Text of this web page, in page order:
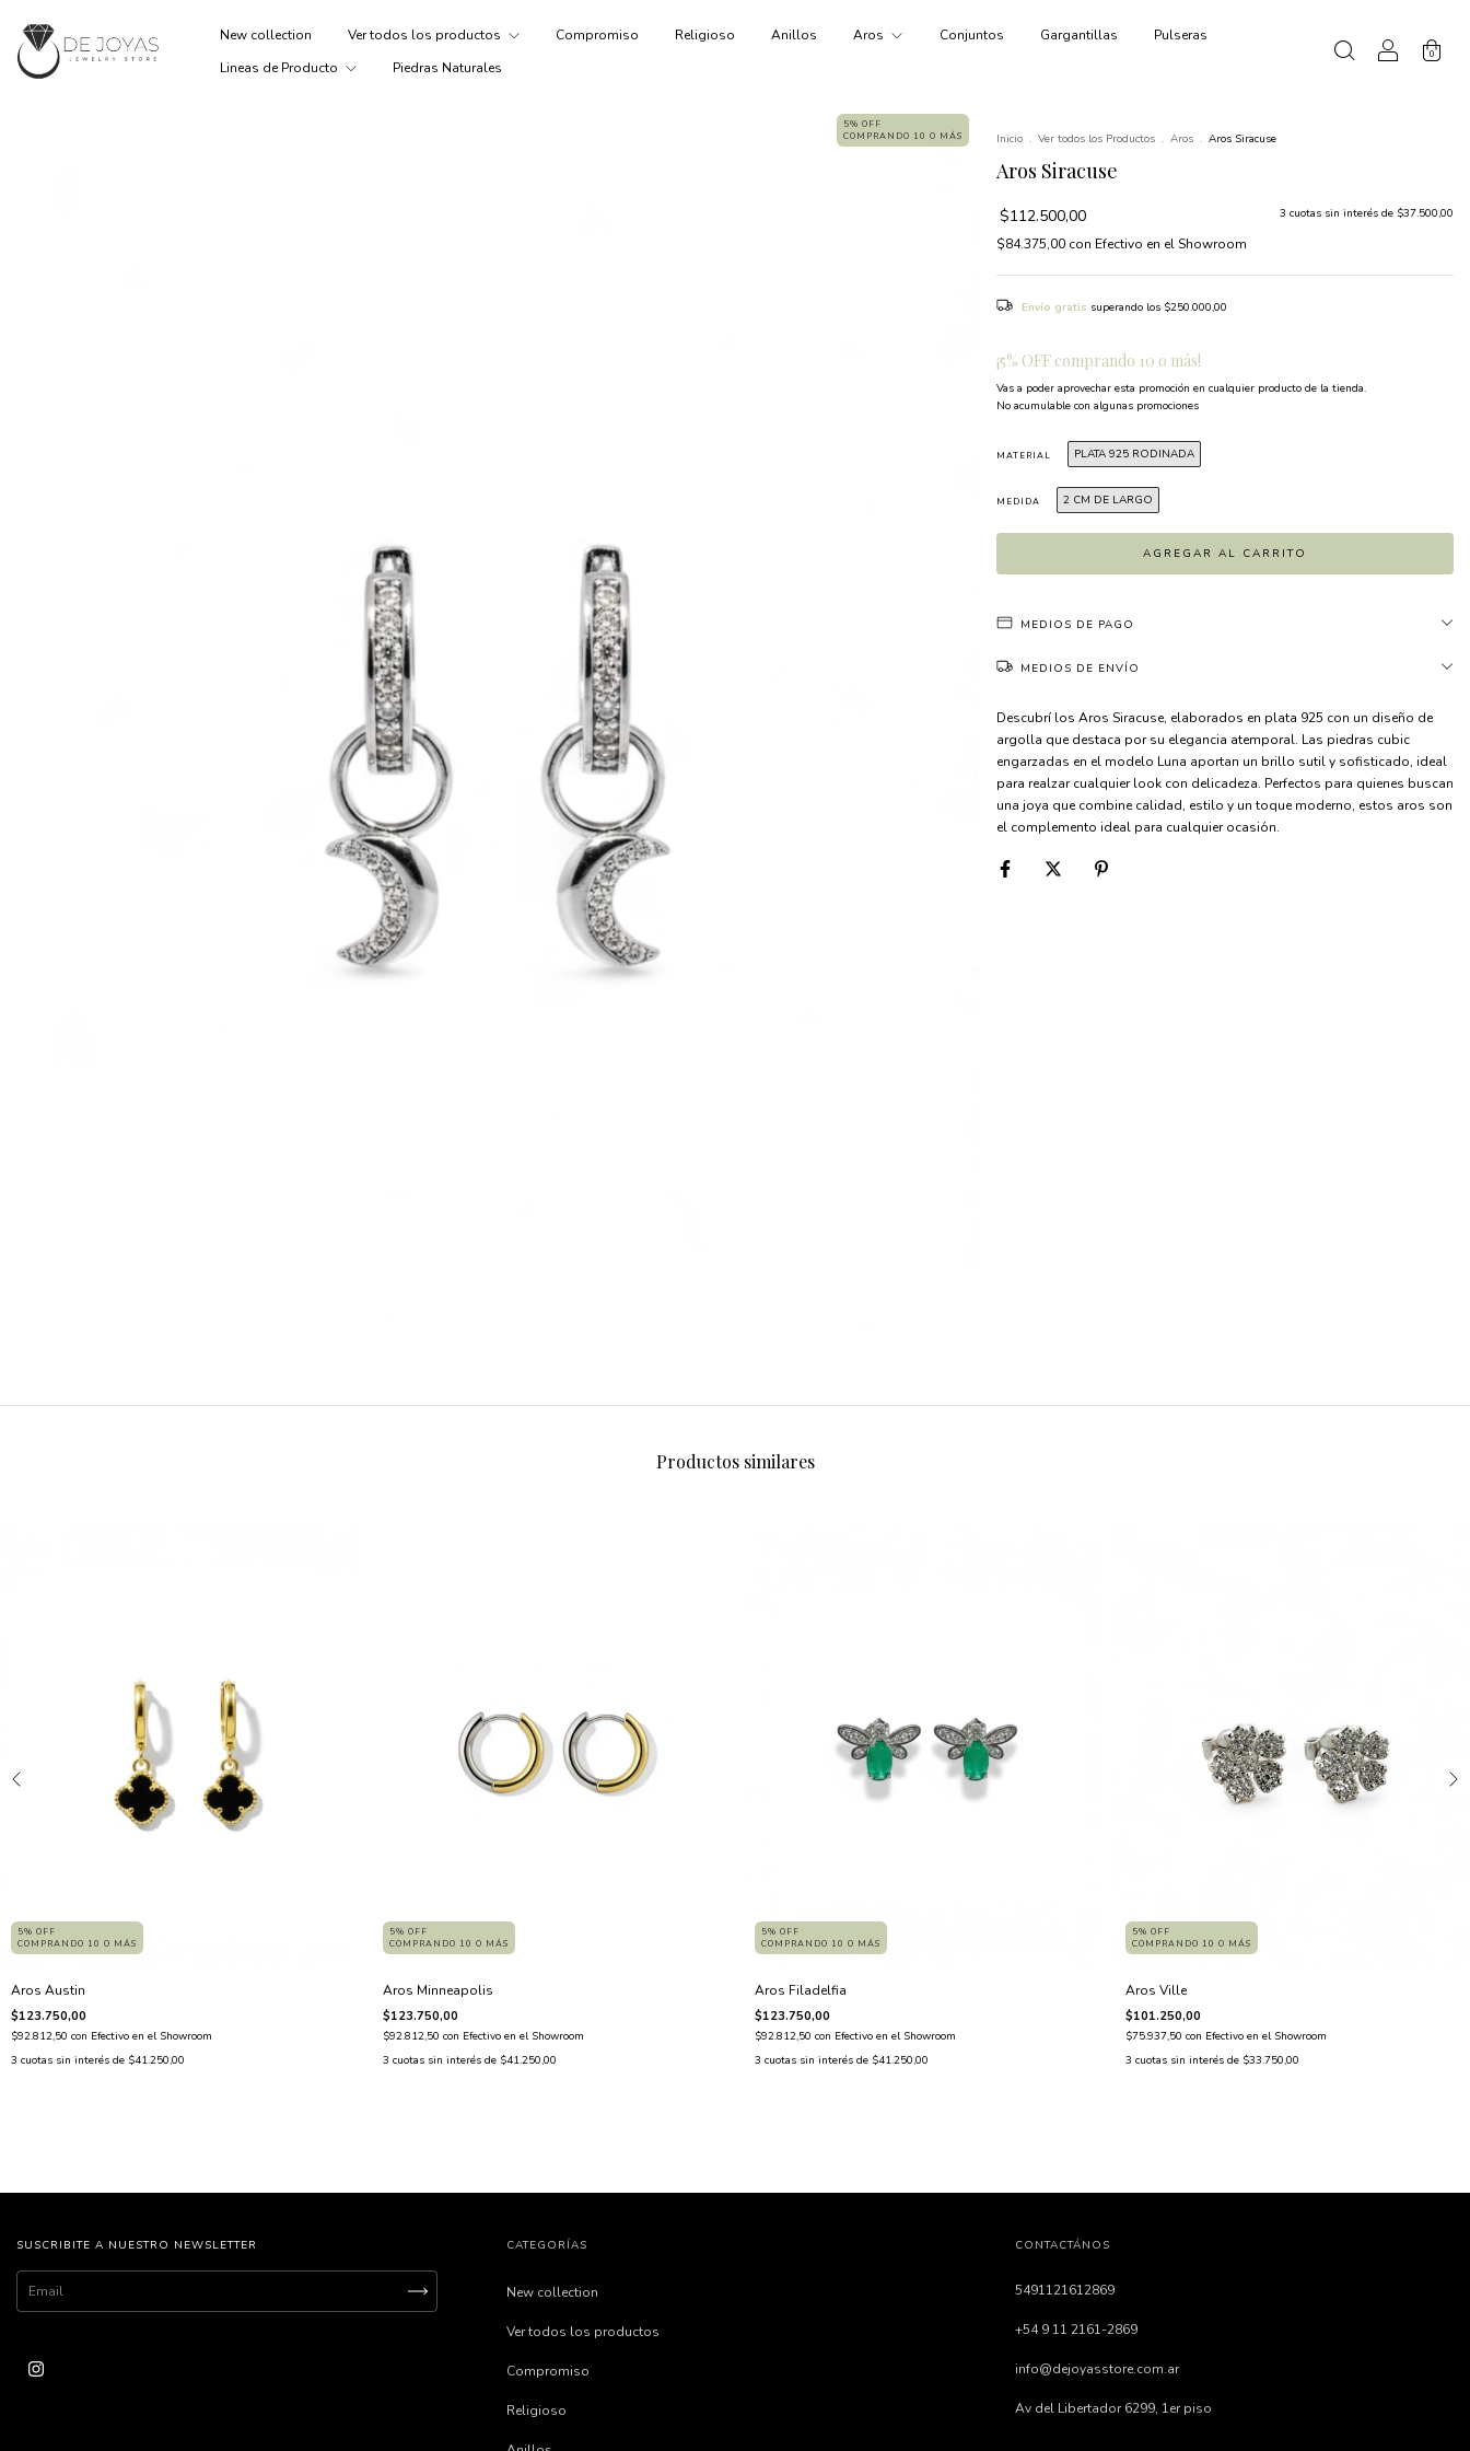
New collection Ver todos los productos Compromiso Religioso Anillos Aros Conjuntos Gargantillas
Pulseras
Lineas de Producto
Piedras Naturales
0
5% OFF
COMPRANDO 10 O MÁS
Inicio . Ver todos los Productos . Aros . Aros Siracuse
Aros Siracuse
$112.500,00 3 cuotas sin interés de $37.500,00
$84.375,00 con Efectivo en el Showroom
Envío gratis superando los $250.000,00
¡5% OFF comprando 10 o más!
Vas a poder aprovechar esta promoción en cualquier producto de la tienda.
No acumulable con algunas promociones
MATERIAL PLATA 925 RODINADA
MEDIDA 2 CM DE LARGO
MEDIOS DE PAGO
MEDIOS DE ENVÍO
Descubrí los Aros Siracuse, elaborados en plata 925 con un diseño de
argolla que destaca por su elegancia atemporal. Las piedras cubic
engarzadas en el modelo Luna aportan un brillo sutil y sofisticado, ideal
para realzar cualquier look con delicadeza. Perfectos para quienes buscan
una joya que combine calidad, estilo y un toque moderno, estos aros son
el complemento ideal para cualquier ocasión.
Productos similares
5% OFF
COMPRANDO 10 O MÁS
Aros Austin
$123.750,00
$92.812,50 con Efectivo en el Showroom
3 cuotas sin interés de $41.250,00
5% OFF
COMPRANDO 10 O MÁS
Aros Minneapolis
$123.750,00
$92.812,50 con Efectivo en el Showroom
3 cuotas sin interés de $41.250,00
5% OFF
COMPRANDO 10 O MÁS
Aros Filadelfia
$123.750,00
$92.812,50 con Efectivo en el Showroom
3 cuotas sin interés de $41.250,00
5% OFF
COMPRANDO 10 O MÁS
Aros Ville
$101.250,00
$75.937,50con Efectivo en el Showroom
3 cuotas sin interés de $33.750,00
SUSCRIBITE A NUESTRO NEWSLETTER CATEGORÍAS
New collection
Ver todos los productos
Compromiso
Religioso
CONTACTÁNOS
5491121612869
+54 9 11 2161-2869
info@dejoyasstore.com.ar
Av del Libertador 6299, 1er piso